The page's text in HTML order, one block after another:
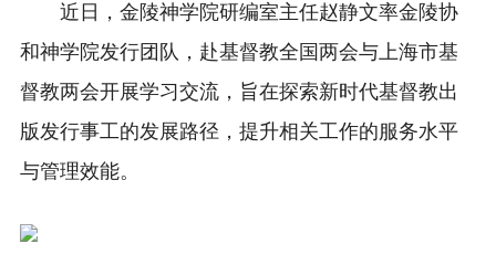
近日，金陵神学院研编室主任赵静文率金陵协
和神学院发行团队，赴基督教全国两会与上海市基
督教两会开展学习交流，旨在探索新时代基督教出
版发行事工的发展路径，提升相关工作的服务水平
与管理效能。